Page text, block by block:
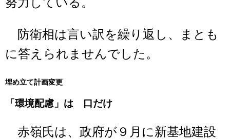
防衛相は言い訳を繰り返し、まとも
に答えられませんでした。
埋め立て計画変更
「環境配慮」は 口だけ
赤嶺氏は、政府が９月に新基地建設